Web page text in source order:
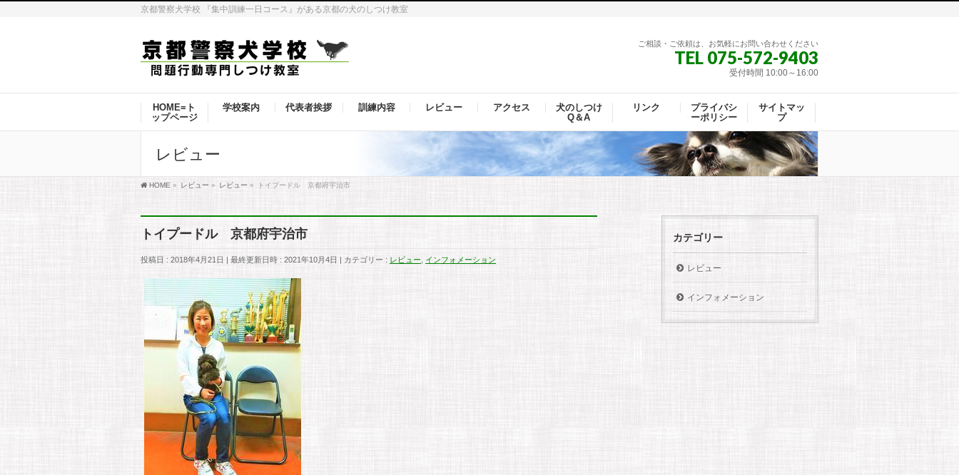
京都警察犬学校 『集中訓練一日コース』がある京都の犬のしつけ教室
ご相談・ご依頼は、お気軽にお問い合わせください
TEL 075-572-9403
受付時間 10:00～16:00
HOME=ト
ップページ
学校案内 代表者挨拶 訓練内容 レビュー アクセス
犬のしつけ
Q＆A
リンク
プライバシ
ーポリシー
サイトマッ
プ
レビュー
HOME » レビュー » レビュー » トイプードル 京都府宇治市
トイプードル 京都府宇治市
投稿日 : 2018年4月21日 最終更新日時 : 2021年10月4日 カテゴリー : レビュー インフォメーション
カテゴリー
レビュー
インフォメーション